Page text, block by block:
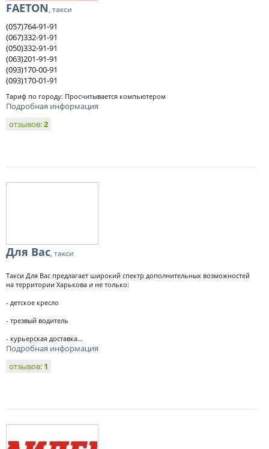
FAETON, такси
(057)764-91-91
(067)332-91-91
(050)332-91-91
(063)201-91-91
(093)170-00-91
(093)170-01-91
Тариф по городу: Просчитывается компьютером
Подробная информация
отзывов:2
Для Вас, такси
Такси Для Вас предлагает широкий спектр дополнительных возможностей
на территории Харькова и не только:
- детское кресло
- трезвый водитель
- курьерская доставка...
Подробная информация
отзывов: 1